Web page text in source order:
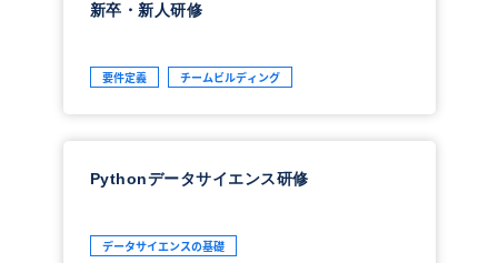
新卒・新人研修
要件定義 チームビルディング
Pythonデータサイエンス研修
データサイエンスの基礎